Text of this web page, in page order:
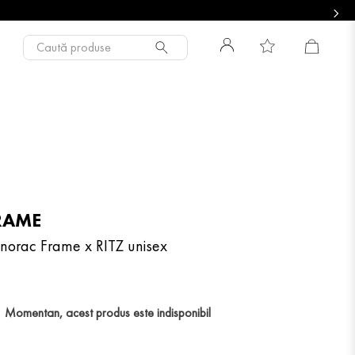
Caută produse
Frame x RITZ unisex
Momentan, acest produs este indisponibil